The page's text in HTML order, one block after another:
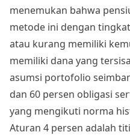
menemukan bahwa
metode ini dengan
atau kurang memiliki
memiliki dana yang
asumsi portofolio
dan 60 persen obligasi
yang mengikuti norma
Aturan 4 persen adalah